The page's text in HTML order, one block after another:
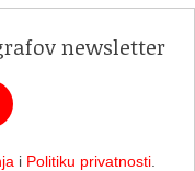
newsletter
i Politiku privatnosti.